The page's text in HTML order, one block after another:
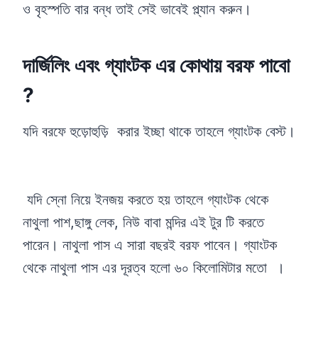
ও বৃহস্পতি বার বন্ধ তাই সেই ভাবেই প্ল্যান করুন।
দার্জিলিং এবং গ্যাংটক এর কোথায় বরফ পাবো
?
যদি বরফে হুড়োহুড়ি করার ইচ্ছা থাকে তাহলে গ্যাংটক বেস্ট।
যদি স্নো নিয়ে ইনজয় করতে হয় তাহলে গ্যাংটক থেকে
নাথুলা পাশ,ছাঙ্গু লেক, নিউ বাবা মন্দির এই টুর টি করতে
পারেন। নাথুলা পাস এ সারা বছরই বরফ পাবেন। গ্যাংটক
থেকে নাথুলা পাস এর দূরত্ব হলো ৬০ কিলোমিটার মতো ।